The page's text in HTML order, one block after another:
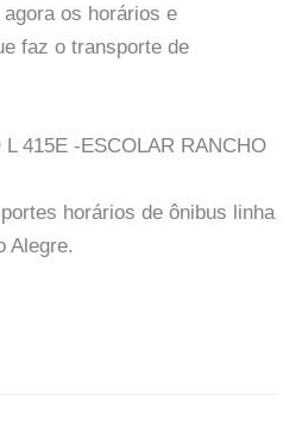
os horários e
faz o transporte de
415E -ESCOLAR RANCHO
horários de ônibus linha
Alegre.